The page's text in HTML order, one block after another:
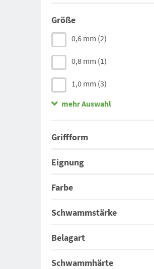
Größe
0,6 mm (2)
0,8 mm (1)
1,0 mm (3)
1,2 mm(1)
mehr Auswahl
Griffform
Eignung
Farbe
Schwammstärke
Belagart
Schwammhärte